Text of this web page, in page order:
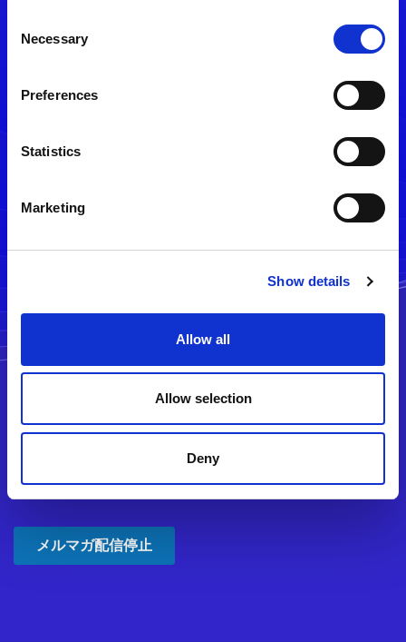
Selection
Necessary
Preferences
Statistics
Marketing
Show details
Allow all
Allow selection
Deny
メルマガ配信停止